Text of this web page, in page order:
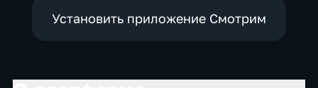
Установить приложение Смотрим